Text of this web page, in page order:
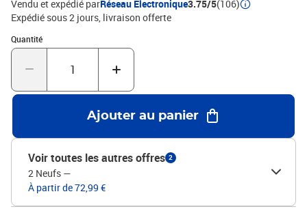
Vendu et expédié parRéseau Electronique3.75/5(106)
Expédié sous 2 jours livraison offerte
Quantité
Quantité : 1
Ajouter au panier
Voir toutes les autres offres 2
2 Neufs —
À partir de 72,99 €